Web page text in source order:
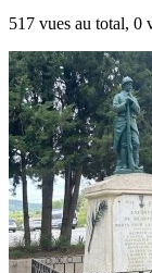
517 vues au total, 0